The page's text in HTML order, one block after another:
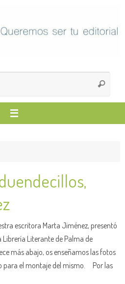
Buscar
escritora Marta Jiménez, presentó
Librería Literante de Palma de
más abajo, os enseñamos las fotos
para el montaje del mismo. Por las